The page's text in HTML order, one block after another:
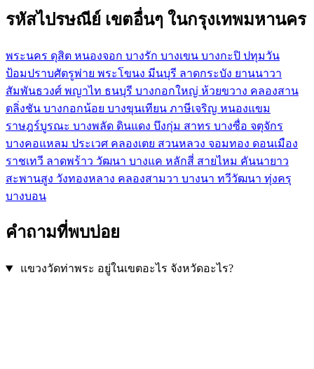
รหัสไปรษณีย์ เขตอื่นๆ ในกรุงเทพมหานคร
พระนคร ดุสิต หนองจอก บางรัก บางเขน บางกะปิ ปทุมวัน
ป้อมปราบศัตรูพ่าย พระโขนง มีนบุรี ลาดกระบัง ยานนาวา
สัมพันธวงศ์ พญาไท ธนบุรี บางกอกใหญ่ ห้วยขวาง คลองสาน
ตลิ่งชัน บางกอกน้อย บางขุนเทียน ภาษีเจริญ หนองแขม
ราษฎร์บูรณะ บางพลัด ดินแดง บึงกุ่ม สาทร บางซื่อ จตุจักร
บางคอแหลม ประเวศ คลองเตย สวนหลวง จอมทอง ดอนเมือง
ราชเทวี ลาดพร้าว วัฒนา บางแค หลักสี่ สายไหม คันนายาว
สะพานสูง วังทองหลาง คลองสามวา บางนา ทวีวัฒนา ทุ่งครุ
บางบอน
คำถามที่พบบ่อย
แขวงวัดท่าพระ อยู่ในเขตอะไร จังหวัดอะไร?